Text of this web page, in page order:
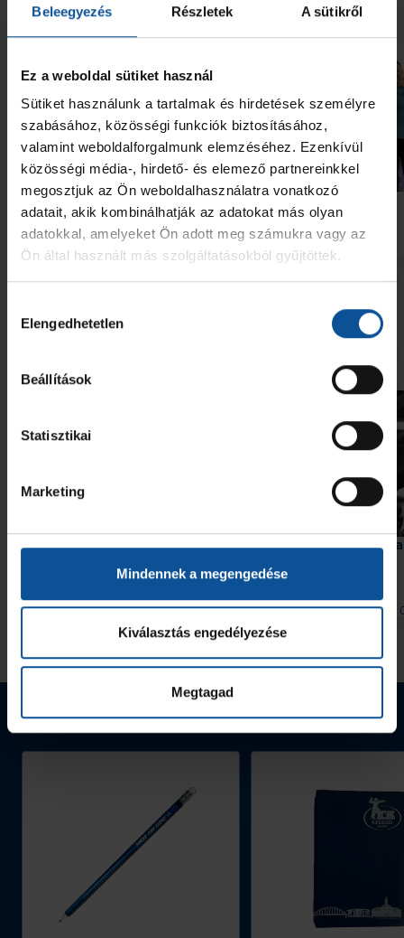
Beleegyezés Részletek A sütikről
Ez a weboldal sütiket használ
Sütiket használunk a tartalmak és hirdetések személyre
szabásához, közösségi funkciók biztosításához,
valamint weboldalforgalmunk elemzéséhez. Ezenkívül
közösségi média-, hirdető- és elemező partnereinkkel
megosztjuk az Ön weboldalhasználatra vonatkozó
adatait, akik kombinálhatják az adatokat más olyan
adatokkal, amelyeket Ön adott meg számukra vagy az
Ön által használt más szolgáltatásokból gyűjtöttek.
kiválasztása
Elengedhetetlen
Beállítások
Statisztikai
Marketing
Mindennek a megengedése
Kiválasztás engedélyezése
Megtagad
Neked ajánljuk
Galéria
NB I 2026. júl. 29.
Futás a Ligetben (2026.07.28.)
NB I 2026. jún. 20.
Lukács Kornél az Év
akadémistája
Handball Family 2026. aug. 06.
Érkezik a #kékek 204. része
Handball Family 2026. aug.
Szabó „Sonka” Lászlóra
Webshop termékek